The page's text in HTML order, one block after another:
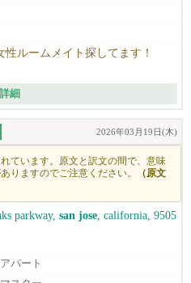
性ルームメイト探してます！
詳細
2026年03月19日(木)
ています。原文と訳文の間で、意味
りますのでご注意ください。
（原文
parkway, san jose , california, 9505
アパート